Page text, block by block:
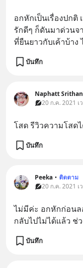
อกหักเป็นเรื่องปกติ
รักดีๆ ก็ดันมาด่วนจ
ที่ยืนยาวกับเค้าบ้าง
บันทึก
Naphatt
20 ก.ค. 2021 เ
โสด รีวิวความโสด
บันทึก
Peeka • ติดตาม
20 ก.ค. 2021 เ
ไม่มีค่ะ อกหักก่อนล
กลับไปไม่ได้แล้ว ช่
บันทึก